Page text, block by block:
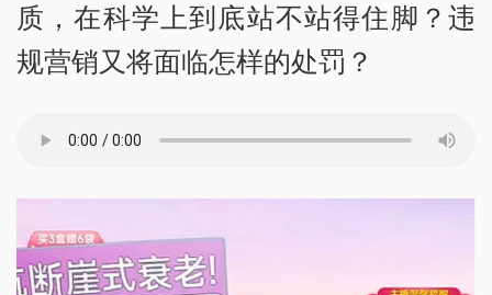
质，在科学上到底站不站得住脚？违
规营销又将面临怎样的处罚？